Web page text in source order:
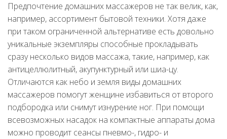
Предпочтение домашних массажеров не так велик, как,
например, ассортимент бытовой техники. Хотя даже
при таком ограниченной альтернативе есть довольно
уникальные экземпляры способные прокладывать
сразу несколько видов массажа, такие, например, как
антицеллюлитный, акупунктурный или шиа-цу.
Отличаются как небо и земля виды домашних
массажеров помогут женщине избавиться от второго
подбородка или снимут изнурение ног. При помощи
всевозможных насадок на компактные аппараты дома
можно проводит сеансы пневмо-, гидро- и